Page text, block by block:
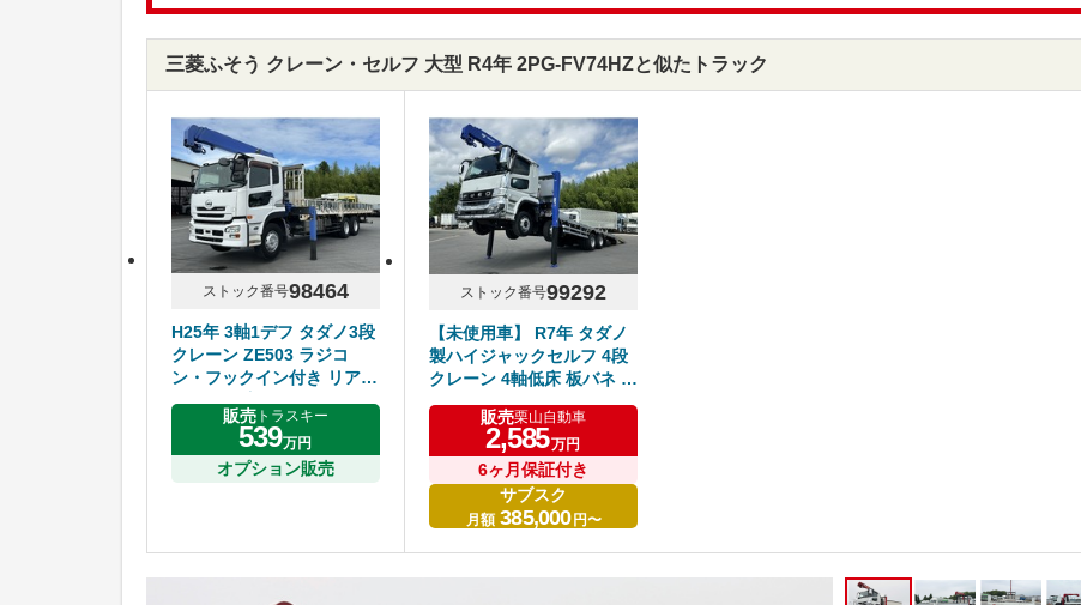
三菱ふそう クレーン・セルフ 大型 R4年 2PG-FV74HZと似たトラック
ストック番号98464
H25年 3軸1デフ タダノ3段
クレーン ZE503 ラジコ
ン・フックイン付き リアエ
アサス ５方開40アオリ UD
クオン 7速マニュアル
販売トラスキー
539万円
オプション販売
ストック番号99292
【未使用車】 R7年 タダノ
製ハイジャックセルフ 4段
クレーン 4軸低床 板バネ ラ
ジコン・フックイン ウイン
チラジコン シフトパイロッ
ト ふそうスーパーグレート
車検付き
販売栗山自動車
2,585万円
6ヶ月保証付き
サブスク
月額 385,000 円〜